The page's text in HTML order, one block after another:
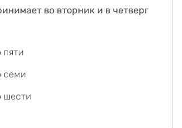
во вторник и в четверг
пяти
семи
шести